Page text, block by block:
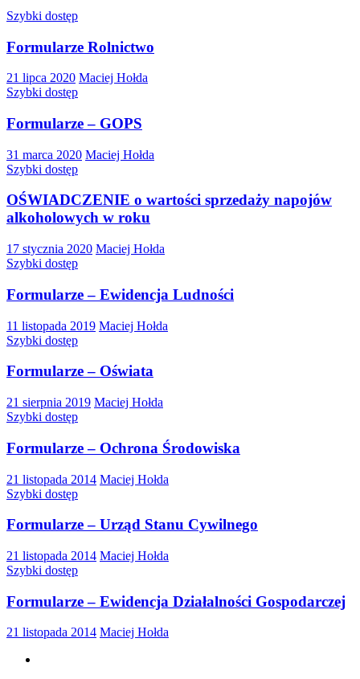
Szybki dostęp
Formularze Rolnictwo
21 lipca 2020 Maciej Hołda
Szybki dostęp
Formularze – GOPS
31 marca 2020 Maciej Hołda
Szybki dostęp
OŚWIADCZENIE o wartości sprzedaży napojów
alkoholowych w roku
17 stycznia 2020 Maciej Hołda
Szybki dostęp
Formularze – Ewidencja Ludności
11 listopada 2019 Maciej Hołda
Szybki dostęp
Formularze – Oświata
21 sierpnia 2019 Maciej Hołda
Szybki dostęp
Formularze – Ochrona Środowiska
21 listopada 2014 Maciej Hołda
Szybki dostęp
Formularze – Urząd Stanu Cywilnego
21 listopada 2014 Maciej Hołda
Szybki dostęp
Formularze – Ewidencja Działalności Gospodarczej
21 listopada 2014 Maciej Hołda